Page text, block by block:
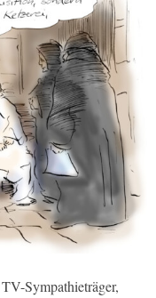
Sympathieträger,